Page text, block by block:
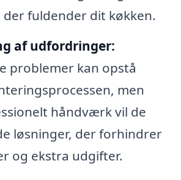
fuldender dit køkken.
af udfordringer:
problemer kan opstå
men
håndværk vil de
løsninger, der forhindrer
og ekstra udgifter.